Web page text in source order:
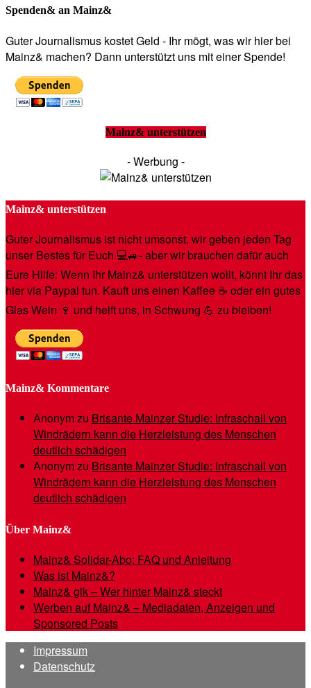
Spenden& an Mainz&
Guter Journalismus kostet Geld - Ihr mögt, was wir hier bei
Mainz& machen? Dann unterstützt uns mit einer Spende!
Mainz& unterstützen
- Werbung -
Mainz& unterstützen
Guter Journalismus ist nicht umsonst, wir geben jeden Tag
unser Bestes für Euch 💻🚙- aber wir brauchen dafür auch
Eure Hilfe: Wenn Ihr Mainz& unterstützen wollt, könnt Ihr das
hier via Paypal tun. Kauft uns einen Kaffee ☕️ oder ein gutes
Glas Wein 🍷 und helft uns, in Schwung 💪 zu bleiben!
Mainz& Kommentare
Anonymzu Brisante Mainzer Studie: Infraschall von
Windrädern kann die Herzleistung des Menschen
deutlich schädigen
Anonymzu Brisante Mainzer Studie: Infraschall von
Windrädern kann die Herzleistung des Menschen
deutlich schädigen
Über Mainz&
Mainz& Solidar-Abo: FAQ und Anleitung
Was ist Mainz&?
Mainz& gik – Wer hinter Mainz& steckt
Werben auf Mainz& – Mediadaten, Anzeigen und
Sponsored Posts
Impressum
Datenschutz